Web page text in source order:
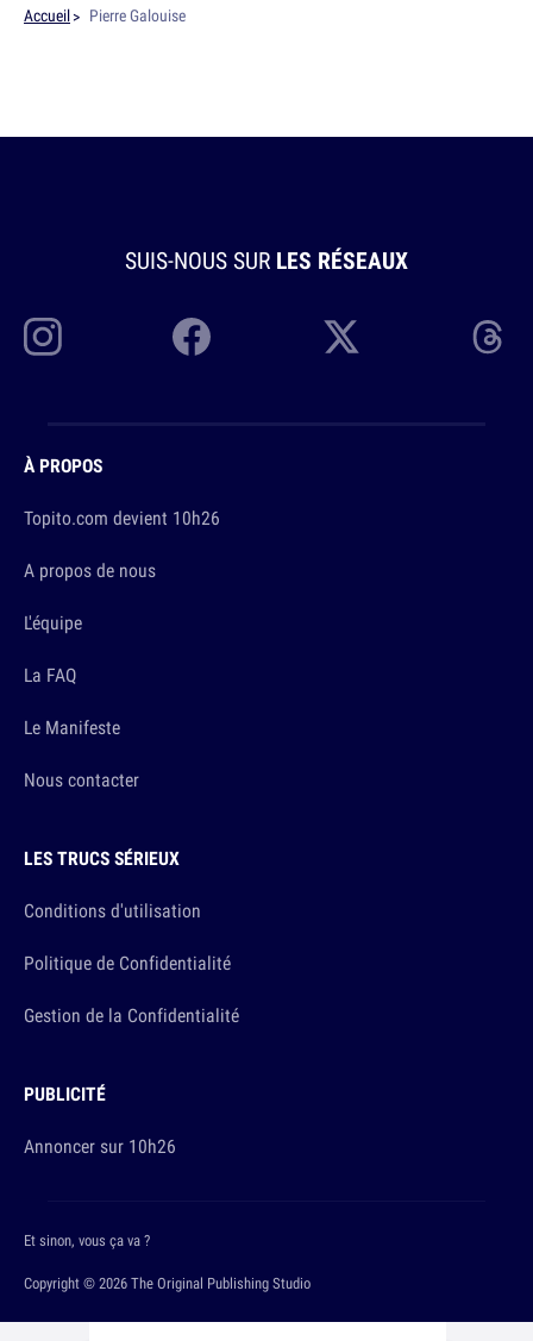
Accueil Pierre Galouise
SUIS-NOUS SUR LES RÉSEAUX
À PROPOS
Topito.com devient 10h26
A propos de nous
L'équipe
La FAQ
Le Manifeste
Nous contacter
LES TRUCS SÉRIEUX
Conditions d'utilisation
Politique de Confidentialité
Gestion de la Confidentialité
PUBLICITÉ
Annoncer sur 10h26
Copyright © 2026 The Original Publishing Studio
Et sinon, vous ça va ?